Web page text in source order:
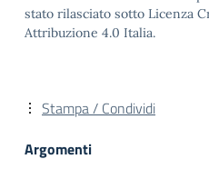
stato rilasciato sotto Licenza
Attribuzione 4.0 Italia.
Stampa / Condividi
Argomenti